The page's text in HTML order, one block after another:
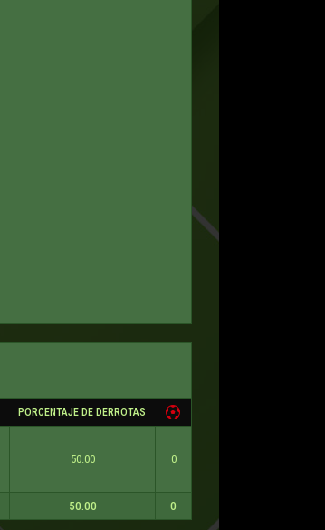
PORCENTAJE DE DERROTAS
50.00 0
50.00 0